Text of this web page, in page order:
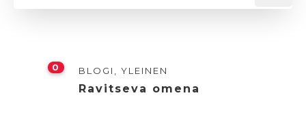
0 BLOGI YLEINEN
Ravitseva omena